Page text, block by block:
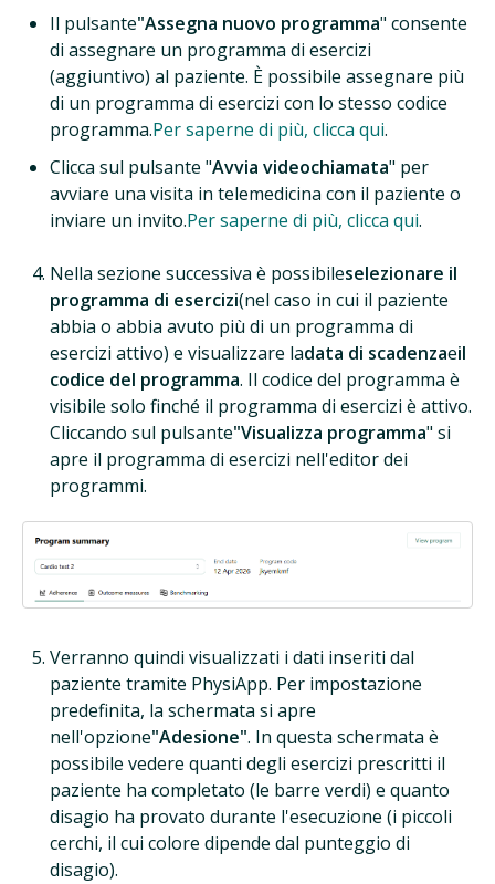
Il pulsante"Assegna nuovo programma" consente
di assegnare un programma di esercizi
(aggiuntivo) al paziente. È possibile assegnare più
di un programma di esercizi con lo stesso codice
programma.Per saperne di più, clicca qui.
Clicca sul pulsante "Avvia videochiamata" per
avviare una visita in telemedicina con il paziente o
inviare un invito.Per saperne di più, clicca qui.
Nella sezione successiva è possibileselezionare il
programma di esercizi(nel caso in cui il paziente
abbia o abbia avuto più di un programma di
esercizi attivo) e visualizzare ladata di scadenzaeil
codice del programma. Il codice del programma è
visibile solo finché il programma di esercizi è attivo.
Cliccando sul pulsante"Visualizza programma" si
apre il programma di esercizi nell'editor dei
programmi.
Verranno quindi visualizzati i dati inseriti dal
paziente tramite PhysiApp. Per impostazione
predefinita, la schermata si apre
nell'opzione"Adesione". In questa schermata è
possibile vedere quanti degli esercizi prescritti il
paziente ha completato (le barre verdi) e quanto
disagio ha provato durante l'esecuzione (i piccoli
cerchi, il cui colore dipende dal punteggio di
disagio).